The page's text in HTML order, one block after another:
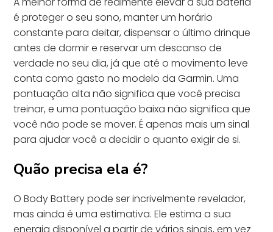
é proteger o seu sono, manter um horário
constante para deitar, dispensar o último drinque
antes de dormir e reservar um descanso de
verdade no seu dia, já que até o movimento leve
conta como gasto no modelo da Garmin. Uma
pontuação alta não significa que você precisa
treinar, e uma pontuação baixa não significa que
você não pode se mover. É apenas mais um sinal
para ajudar você a decidir o quanto exigir de si.
Quão precisa ela é?
O Body Battery pode ser incrivelmente revelador,
mas ainda é uma estimativa. Ele estima a sua
energia disponível a partir de vários sinais, em vez